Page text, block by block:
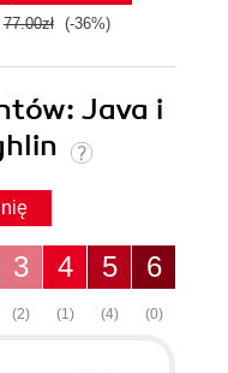
77.00zł (-36%)
Java i
6
(0)
5
(4)
4
(1)
3
(2)